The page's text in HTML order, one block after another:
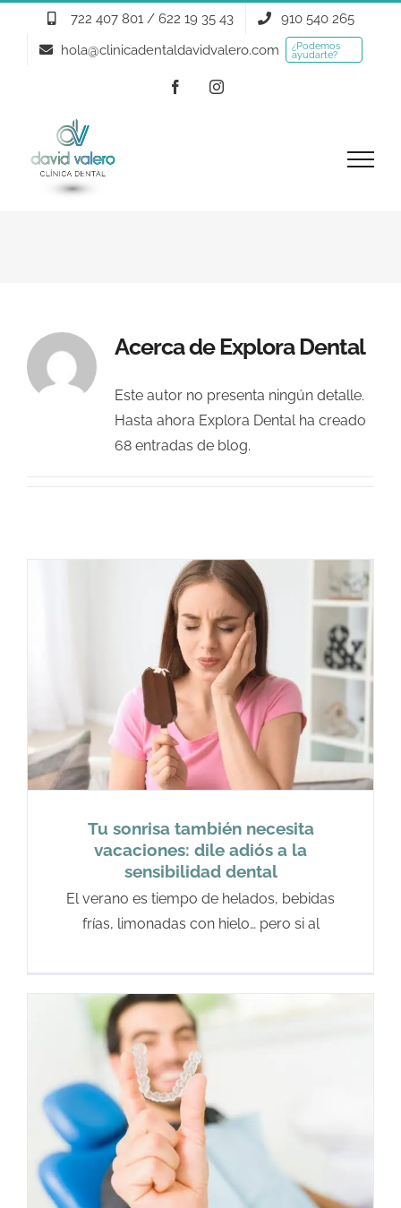
722 407 801 / 622 19 35 43
910 540 265
hola@clinicadentaldavidvalero.com
¿Podemos
ayudarte?
FacebookInstagram
Acerca deExplora Dental
Este autor no presenta ningún detalle.
Hasta ahora Explora Dental ha creado
68 entradas de blog.
Tu sonrisa también necesita
vacaciones: dile adiós a la
sensibilidad dental
El verano es tiempo de helados, bebidas
frías, limonadas con hielo… pero si al